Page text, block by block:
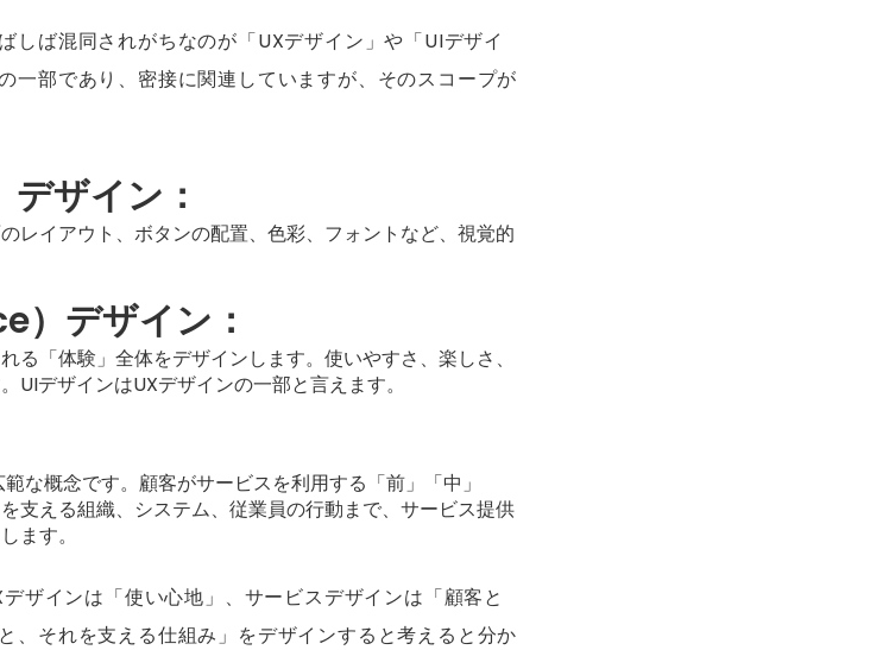
しば混同されがちなのが「UXデザイン」や「UIデザイ
一部であり、密接に関連していますが、そのスコープが
ザイン：
レイアウト、ボタンの配置、色彩、フォントなど、視覚的
）デザイン：
る「体験」全体をデザインします。使いやすさ、楽しさ、
デザインはUXデザインの一部と言えます。
な概念です。顧客がサービスを利用する「前」「中」
支える組織、システム、従業員の行動まで、サービス提供
ます。
ザインは「使い心地」、サービスデザインは「顧客と
、それを支える仕組み」をデザインすると考えると分か